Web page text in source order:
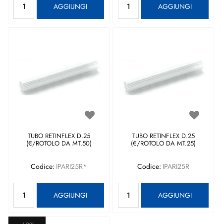
AGGIUNGI AGGIUNGI
TUBO RETINFLEX D.25
(€/ROTOLO DA MT.50)
Codice: IPARI25R*
AGGIUNGI
TUBO RETINFLEX D.25
(€/ROTOLO DA MT.25)
Codice: IPARI25R
AGGIUNGI